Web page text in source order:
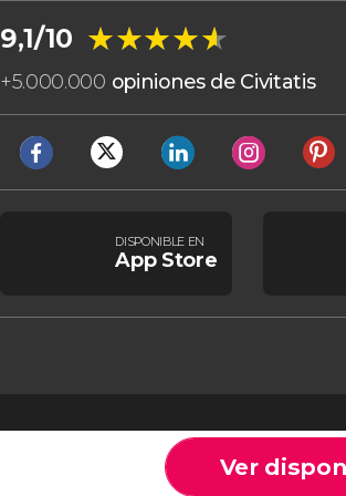
Ver
9,1/10 ★★★★★
★★★★★
+5.000.000 opiniones de Civitatis
DISPONIBLE EN
App Store
Condiciones generales Aviso legal Política de